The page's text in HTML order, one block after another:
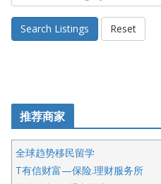
Search Listings Reset
推荐商家
全球趋势移民留学
T有信财富—保险.理财服务所